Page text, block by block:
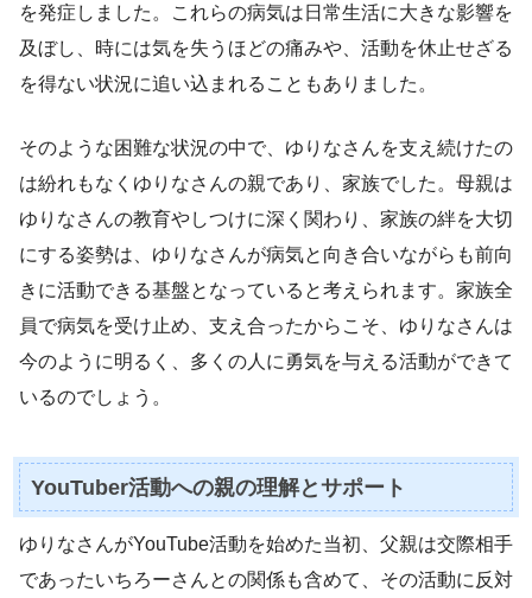
を発症しました。これらの病気は日常生活に大きな影響を
及ぼし、時には気を失うほどの痛みや、活動を休止せざる
を得ない状況に追い込まれることもありました。
そのような困難な状況の中で、ゆりなさんを支え続けたの
は紛れもなくゆりなさんの親であり、家族でした。母親は
ゆりなさんの教育やしつけに深く関わり、家族の絆を大切
にする姿勢は、ゆりなさんが病気と向き合いながらも前向
きに活動できる基盤となっていると考えられます。家族全
員で病気を受け止め、支え合ったからこそ、ゆりなさんは
今のように明るく、多くの人に勇気を与える活動ができて
いるのでしょう。
YouTuber活動への親の理解とサポート
ゆりなさんがYouTube活動を始めた当初、父親は交際相手
であったいちろーさんとの関係も含めて、その活動に反対